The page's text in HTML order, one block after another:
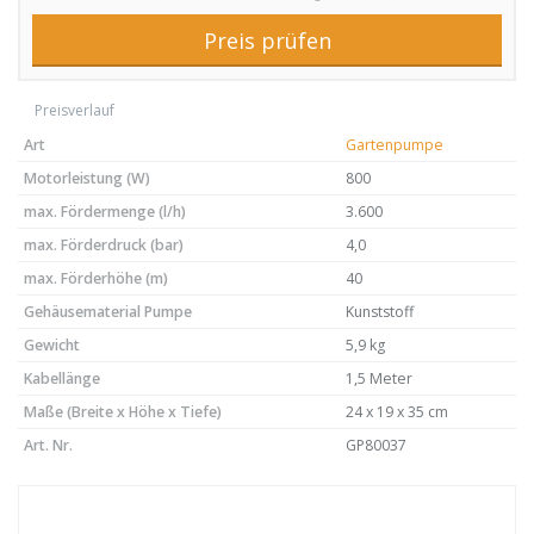
Preis prüfen
Preisverlauf
Art
Gartenpumpe
Motorleistung (W)
800
max. Fördermenge (l/h)
3.600
max. Förderdruck (bar)
4,0
max. Förderhöhe (m)
40
Gehäusematerial Pumpe
Kunststoff
Gewicht
5,9 kg
Kabellänge
1,5 Meter
Maße (Breite x Höhe x Tiefe)
24 x 19 x 35 cm
Art. Nr.
GP80037